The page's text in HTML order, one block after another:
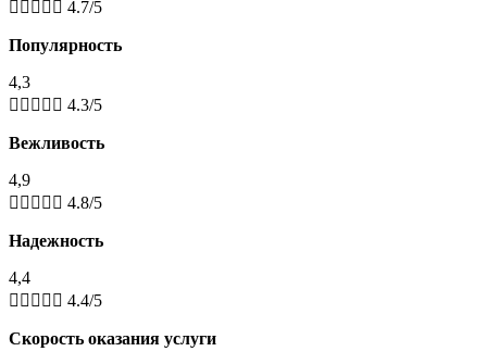
     4.7/5
Популярность
4,3
     4.3/5
Вежливость
4,9
     4.8/5
Надежность
4,4
     4.4/5
Скорость оказания услуги